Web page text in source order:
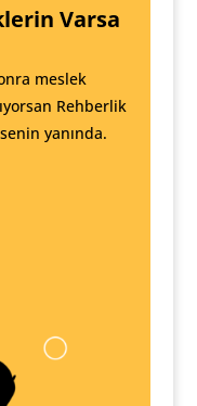
Varsa
meslek
Rehberlik
yanında.